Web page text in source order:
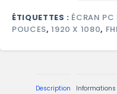
ÉTIQUETTES : ÉCRAN PC
POUCES,1920 X 1080,
Description